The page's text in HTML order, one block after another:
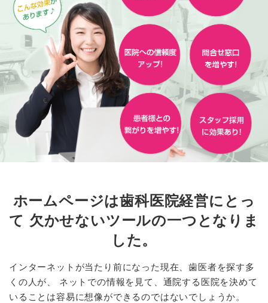
ホームページは歯科医院経営にとっ
て 欠かせないツールの一つとなりま
した。
インターネットが当たり前になった現在、歯医者を探す多
くの人が、
ネットでの情報を見て、通院する医院を決めて
いることは容易に想像ができるのではないでしょうか。